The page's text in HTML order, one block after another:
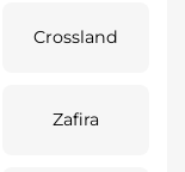
Crossland
Zafira